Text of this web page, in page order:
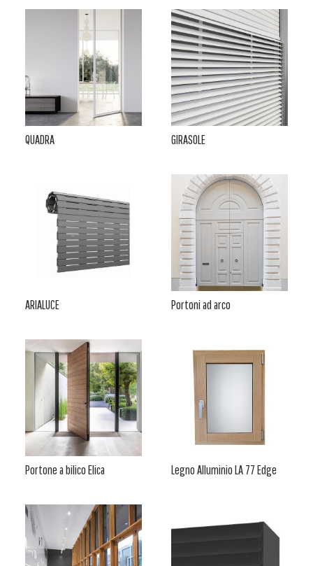
QUADRA GIRASOLE
ARIALUCE Portoni ad arco
Portone a bilico Elica Legno Alluminio LA 77 Edge